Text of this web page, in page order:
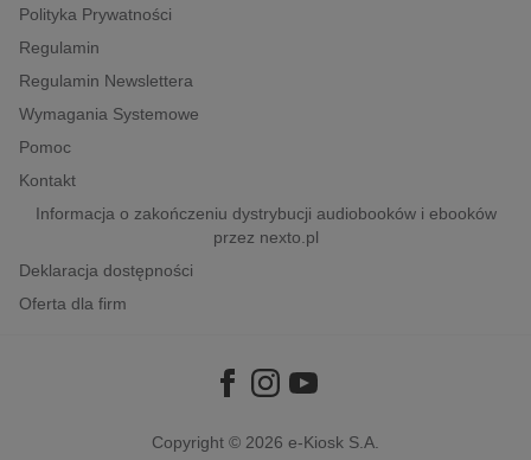
psychologiczne
inne
popularno-naukowe
historia
Polityka Prywatności
Regulamin
Regulamin Newslettera
Wymagania Systemowe
Pomoc
Kontakt
Informacja o zakończeniu dystrybucji audiobooków i ebooków
przez nexto.pl
Deklaracja dostępności
Oferta dla firm
Copyright © 2026 e-Kiosk S.A.